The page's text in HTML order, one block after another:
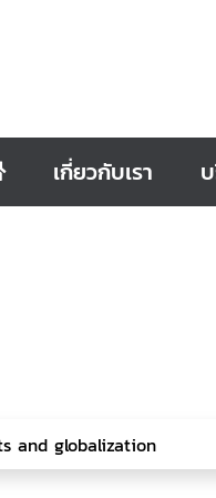
เกี่ยวกับเรา